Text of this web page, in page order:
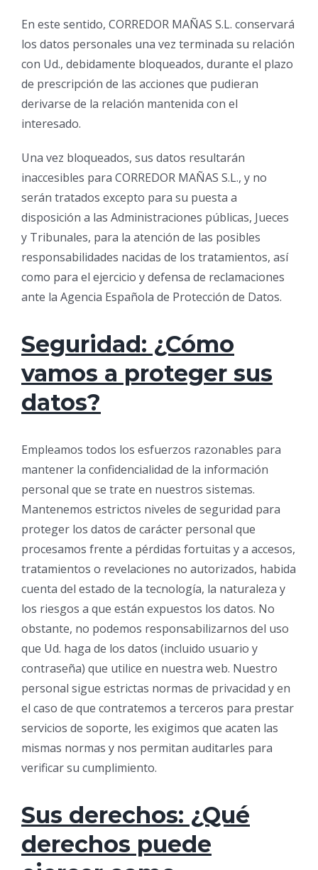
En este sentido, CORREDOR MAÑAS S.L. conservará
los datos personales una vez terminada su relación
con Ud., debidamente bloqueados, durante el plazo
de prescripción de las acciones que pudieran
derivarse de la relación mantenida con el
interesado.
Una vez bloqueados, sus datos resultarán
inaccesibles para CORREDOR MAÑAS S.L., y no
serán tratados excepto para su puesta a
disposición a las Administraciones públicas, Jueces
y Tribunales, para la atención de las posibles
responsabilidades nacidas de los tratamientos, así
como para el ejercicio y defensa de reclamaciones
ante la Agencia Española de Protección de Datos.
Seguridad: ¿Cómo
vamos a proteger sus
datos?
Empleamos todos los esfuerzos razonables para
mantener la confidencialidad de la información
personal que se trate en nuestros sistemas.
Mantenemos estrictos niveles de seguridad para
proteger los datos de carácter personal que
procesamos frente a pérdidas fortuitas y a accesos,
tratamientos o revelaciones no autorizados, habida
cuenta del estado de la tecnología, la naturaleza y
los riesgos a que están expuestos los datos. No
obstante, no podemos responsabilizarnos del uso
que Ud. haga de los datos (incluido usuario y
contraseña) que utilice en nuestra web. Nuestro
personal sigue estrictas normas de privacidad y en
el caso de que contratemos a terceros para prestar
servicios de soporte, les exigimos que acaten las
mismas normas y nos permitan auditarles para
verificar su cumplimiento.
Sus derechos: ¿Qué
derechos puede